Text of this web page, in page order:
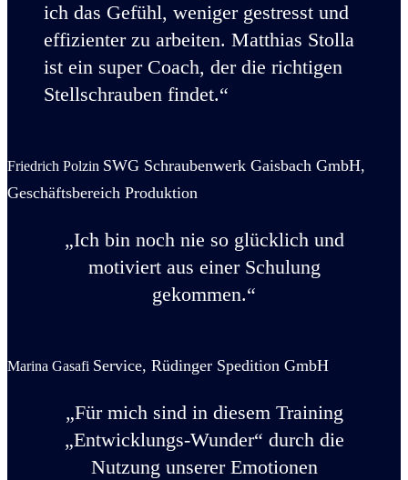
ich das Gefühl, weniger gestresst und
effizienter zu arbeiten. Matthias Stolla
ist ein super Coach, der die richtigen
Stellschrauben findet.“
Friedrich Polzin SWG Schraubenwerk Gaisbach GmbH,
Geschäftsbereich Produktion
„Ich bin noch nie so glücklich und
motiviert aus einer Schulung
gekommen.“
Marina Gasafi Service, Rüdinger Spedition GmbH
„Für mich sind in diesem Training
„Entwicklungs-Wunder“ durch die
Nutzung unserer Emotionen